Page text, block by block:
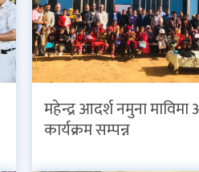
महेन्द्र आदर्श नमुना माविमा
कार्यक्रम सम्पन्न